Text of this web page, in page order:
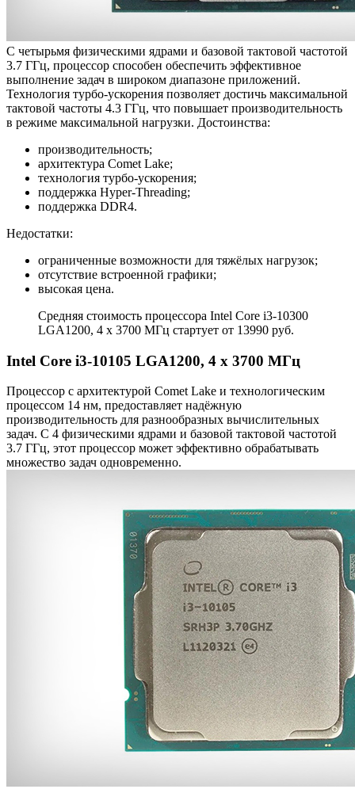
С четырьмя физическими ядрами и базовой тактовой частотой
3.7 ГГц, процессор способен обеспечить эффективное
выполнение задач в широком диапазоне приложений.
Технология турбо-ускорения позволяет достичь максимальной
тактовой частоты 4.3 ГГц, что повышает производительность
в режиме максимальной нагрузки. Достоинства:
производительность;
архитектура Comet Lake;
технология турбо-ускорения;
поддержка Hyper-Threading;
поддержка DDR4.
Недостатки:
ограниченные возможности для тяжёлых нагрузок;
отсутствие встроенной графики;
высокая цена.
Средняя стоимость процессора Intel Core i3-10300
LGA1200, 4 x 3700 МГц стартует от 13990 руб.
Intel Core i3-10105 LGA1200, 4 x 3700 МГц
Процессор с архитектурой Comet Lake и технологическим
процессом 14 нм, предоставляет надёжную
производительность для разнообразных вычислительных
задач. С 4 физическими ядрами и базовой тактовой частотой
3.7 ГГц, этот процессор может эффективно обрабатывать
множество задач одновременно.